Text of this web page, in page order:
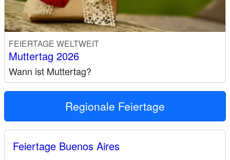
FEIERTAGE WELTWEIT
Muttertag 2026
Wann ist Muttertag?
Regionale Feiertage
Feiertage Buenos Aires